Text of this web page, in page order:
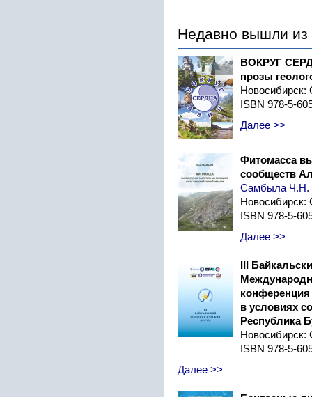
Недавно вышли из
ВОКРУГ
прозы
ISBN 978-5-
Далее >>
Фитомасса
сообществ
Самбыла Ч.Н.
ISBN 978-5-
Далее >>
III
конференция
в условиях
Республика
ISBN 978-5-
Далее >>